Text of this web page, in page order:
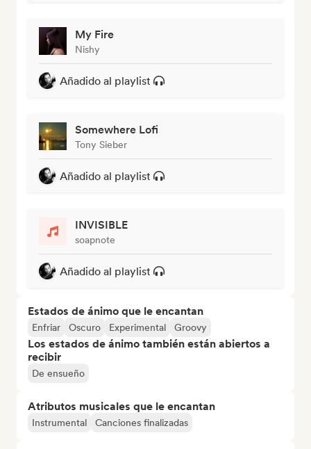
My Fire
Nishy
Añadido al playlist
Somewhere Lofi
Tony Sieber
Añadido al playlist
INVISIBLE
soapnote
Añadido al playlist
Estados de ánimo que le encantan
Enfriar Oscuro Experimental Groovy
Los estados de ánimo también están abiertos a
recibir
De ensueño
Atributos musicales que le encantan
Instrumental Canciones finalizadas